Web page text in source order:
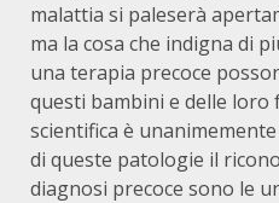
malattia si paleserà
ma la cosa che indigna di
una terapia precoce
questi bambini e delle loro
scientifica è
di queste patologie il
diagnosi precoce sono le